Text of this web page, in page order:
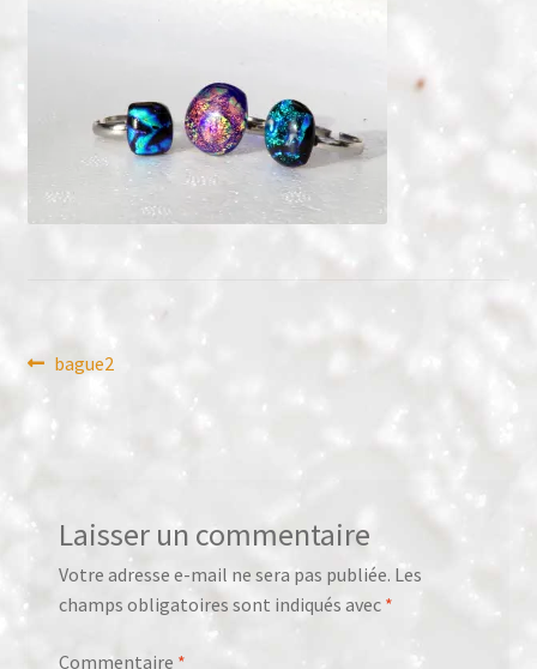
Formulaire de réservation
Mon compte
Panier
Navigation
de
l’article
Article
bague2
Laisser un commentaire
Votre adresse e-mail ne sera pas publiée. Les
champs obligatoires sont indiqués avec *
Commentaire *